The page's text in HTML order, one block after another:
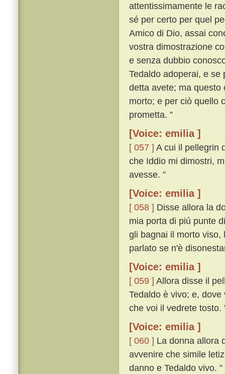
attentissimamente le
sé per certo per quel
Amico di Dio, assai
vostra dimostrazione
e senza dubbio
Tedaldo adoperai, e
detta avete; ma questo
morto; e per ciò quello
prometta. ”
[Voice: emilia ]
[ 057 ] A cui il pellegrin
che Iddio mi dimostri,
avesse. ”
[Voice: emilia ]
[ 058 ] Disse allora la
mia porta di piú punte
gli bagnai il morto viso,
parlato se n'è
[Voice: emilia ]
[ 059 ] Allora disse il
Tedaldo è vivo; e,
che voi il vedrete tosto.
[Voice: emilia ]
[ 060 ] La donna allora
avvenire che simile
danno e Tedaldo vivo. ”